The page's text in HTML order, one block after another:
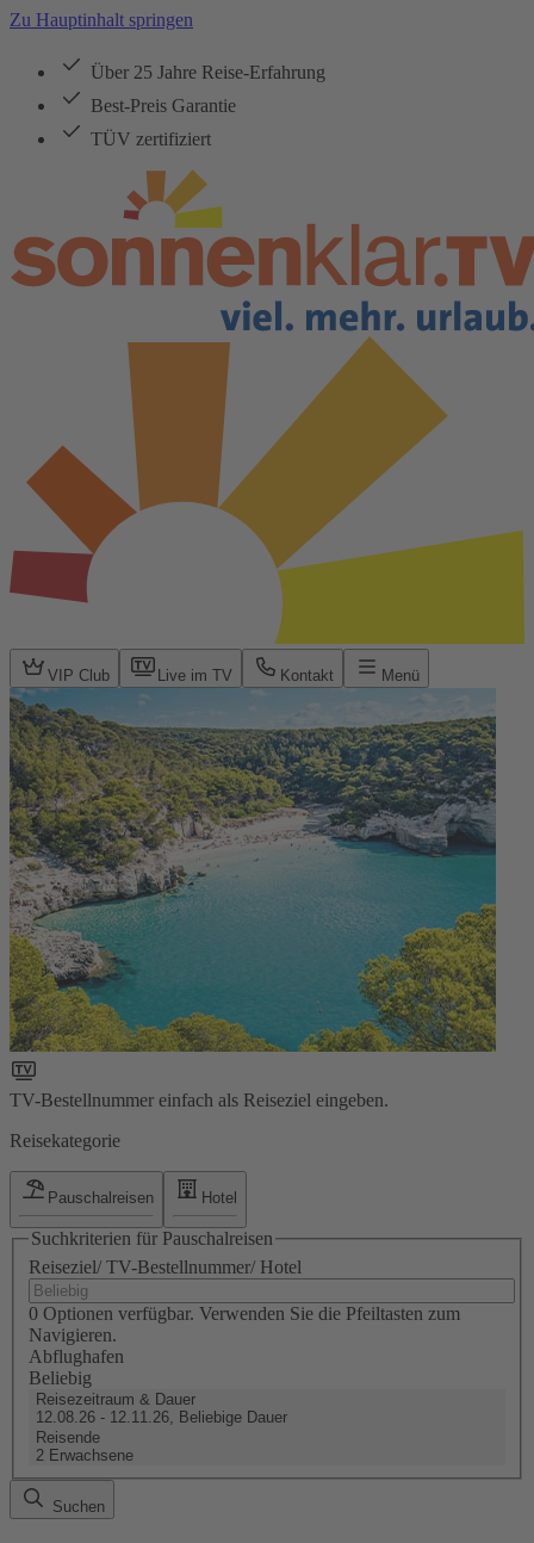
Zu Hauptinhalt springen
Über 25 Jahre Reise-Erfahrung
Best-Preis Garantie
TÜV zertifiziert
VIP Club Live im TV Kontakt Menü
TV-Bestellnummer einfach als Reiseziel eingeben.
Reisekategorie
Pauschalreisen Hotel
Suchkriterien für Pauschalreisen
Reiseziel/ TV-Bestellnummer/ Hotel
0 Optionen verfügbar. Verwenden Sie die Pfeiltasten zum
Navigieren.
Abflughafen
Beliebig
Reisezeitraum & Dauer
12.08.26 - 12.11.26, Beliebige Dauer
Reisende
2 Erwachsene
Suchen